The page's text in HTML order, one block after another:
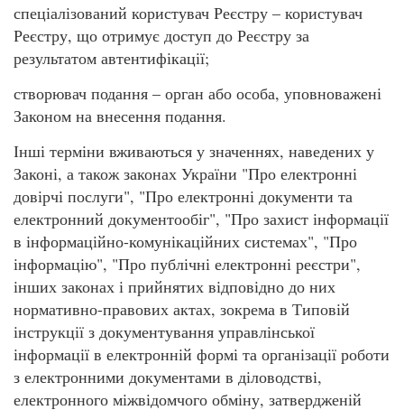
спеціалізований користувач Реєстру – користувач
Реєстру, що отримує доступ до Реєстру за
результатом автентифікації;
створювач подання – орган або особа, уповноважені
Законом на внесення подання.
Інші терміни вживаються у значеннях, наведених у
Законі, а також законах України "Про електронні
довірчі послуги", "Про електронні документи та
електронний документообіг", "Про захист інформації
в інформаційно-комунікаційних системах", "Про
інформацію", "Про публічні електронні реєстри",
інших законах і прийнятих відповідно до них
нормативно-правових актах, зокрема в Типовій
інструкції з документування управлінської
інформації в електронній формі та організації роботи
з електронними документами в діловодстві,
електронного міжвідомчого обміну, затвердженій